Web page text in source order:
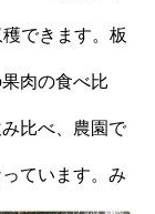
できます。板
肉の食べ比
比べ、農園で
ています。み